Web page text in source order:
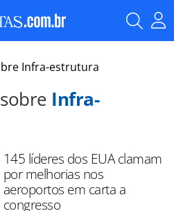
Infra-estrutura
Infra-
145 líderes dos EUA clamam
por melhorias nos
aeroportos em carta a
congresso